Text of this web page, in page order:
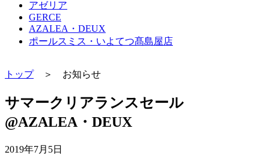
アゼリア
GERCE
AZALEA・DEUX
ポールスミス・いよてつ髙島屋店
トップ＞ お知らせ
サマークリアランスセール
@AZALEA・DEUX
2019年7月5日